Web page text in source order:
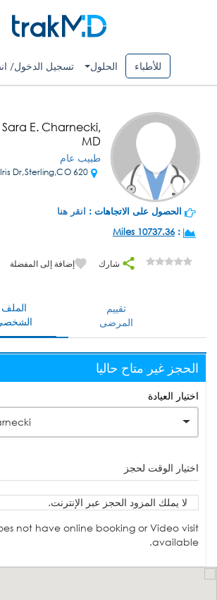
للأطباء الحلول تسجيل الدخول/
Sara E. Charnecki,
MD
طبيب عام
الحصول على الاتجاهات : انقر هنا
:
10737.36 Miles
شارك إضافة إلى المفضلة
الملف
تقييم
المرضى
الحجز غير متاح حاليا
اختيار العيادة
اختيار الوقت لحجز
لا يملك المزود الحجز عبر الإنترنت.
not have online booking or Video visit
available.